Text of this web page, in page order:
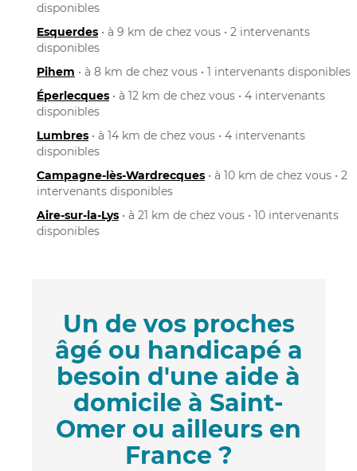
disponibles
Esquerdes • à 9 km de chez vous • 2 intervenants
disponibles
Pihem • à 8 km de chez vous • 1 intervenants disponibles
Éperlecques • à 12 km de chez vous • 4 intervenants
disponibles
Lumbres • à 14 km de chez vous • 4 intervenants
disponibles
Campagne-lès-Wardrecques • à 10 km de chez vous • 2
intervenants disponibles
Aire-sur-la-Lys • à 21 km de chez vous • 10 intervenants
disponibles
Un de vos proches
âgé ou handicapé a
besoin d'une aide à
domicile à Saint-
Omer ou ailleurs en
France ?